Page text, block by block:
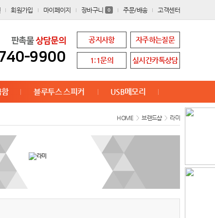
회원가입 마이페이지 장바구니 0 주문/배송 고객센터
판촉물상담문의
9900
공지사항 자주하는질문
1:1문의 실시간카톡상담
함 블루투스 스피커 USB메모리
HOME > 브랜드샵 > 라미